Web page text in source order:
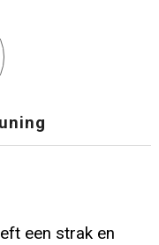
een strak en